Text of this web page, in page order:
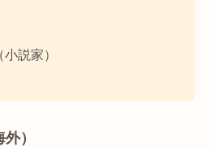
説家）
）